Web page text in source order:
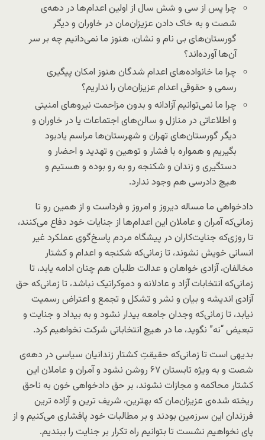
چرا پس از سی و شش سال از اولین اعدام‌ها در دهه‌ی
شصت و به خاک دادن عزیزان‌مان در خاوران و دیگر‌
گورستان‌های بی نام و نشان، هنوز ما نمی‌دانیم چه بر سر
آن‌ها آورده‌اند؟
چرا ما خانواده‌های اعدام شدگان هنوز امکان پیگیری
رسمی و حقوقی اعدام عزیزان‌مان را نداریم؟
چرا ما نمی‌توانیم آزادانه و بدون مزاحمت نیروهای امنیتی
و اطلاعاتی در منازل و سالن‌های اجتماعات یا در خاوران و
دیگر گورستان‌های تهران و شهرستان‌ها مراسم یادبود
بگیریم و همواره با فشار و توهین و تهدید و احضار و
دستگیری و زندان و شکنجه رو به رو بوده و هستیم و
هیچ دادرسی هم وجود ندارد.
دادخواهی ما مساله دیروز و امروز و فرداست و از همین رو تا
زمانی‌که آمران و عاملان این اعدام‌ها از جنایات خود دفاع می‌کنند،
تا روزی‌که جنایت‌کاران در پیشگاه مردم پاسخ‌گوی عملکرد غیر
انسانی خویش نشوند، تا زمانی‌که شکنجه و اعدام و کشتار
مخالفان، آزادی خواهان و عدالت طلبان هم چنان ادامه یابد، تا
زمانی‌که انتخابات آزاد و عادلانه و دموکراتیک نباشد، تا زمانی‌که حق
آزادی اندیشه و بیان و نشر و تشکل و تجمع و اعتراض رسمیت
نیابد، تا زمانی‌که وجدان جامعه بیدار نشود و به بیداد و جنایت و
تبعیض “نه” نگوید، ما در هیچ انتخاباتی شرکت نخواهیم کرد.
بدیهی است تا زمانی‌که حقیقتِ کشتار زندانیان سیاسی در دهه‌ی
شصت و به ویژه تابستان ۶۷ روشن نشود و آمران و عاملان این
کشتار محاکمه و مجازات نشوند، بر حق دادخواهی خون به ناحق
ریخته شده‌ی عزیزان‌مان که بهترین، شریف ترین و آزاده ترین
فرزندان این سرزمین بودند و بر مطالبات خود پافشاری می‌کنیم و از
پای نخواهیم نشست تا بتوانیم راه تکرار بر جنایت را ببندیم.